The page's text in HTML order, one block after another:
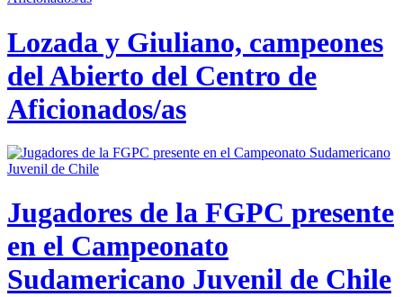
Lozada y Giuliano, campeones
del Abierto del Centro de
Aficionados/as
Jugadores de la FGPC presente
en el Campeonato
Sudamericano Juvenil de Chile